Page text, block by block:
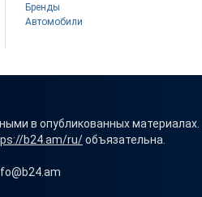
Бренды
Автомобили
в опубликованных материалах.
b24.am/ru/объязательна.